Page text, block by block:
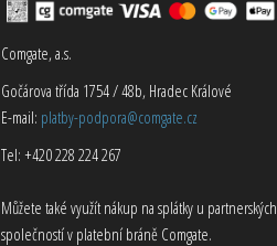
Comgate, a.s.
Gočárova třída 1754 / 48b, Hradec Králové
E-mail: platby-podpora@comgate.cz
Tel: +420 228 224 267
Můžete také využít nákup na splátky u partnerských
společností v platební bráně Comgate.